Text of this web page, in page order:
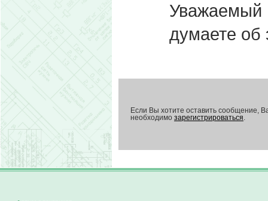
Уважаемый
думаете об
Если Вы хотите оставить сообщение,
необходимо зарегистрироваться.